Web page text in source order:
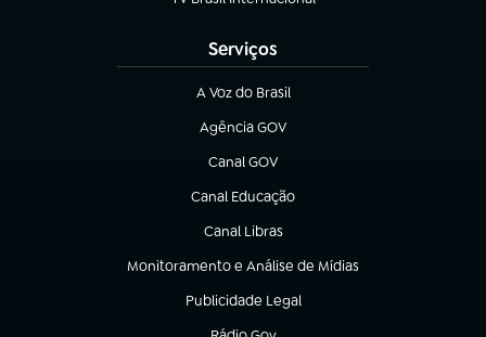
(abre em nova aba)
Serviços
A Voz do Brasil
(abre em nova aba)
Agência GOV
(abre em nova aba)
Canal GOV
(abre em nova aba)
Canal Educação
(abre em nova aba)
Canal Libras
(abre em nova aba)
Monitoramento e Análise de Mídias
(abre em nova aba)
Publicidade Legal
(abre em nova aba)